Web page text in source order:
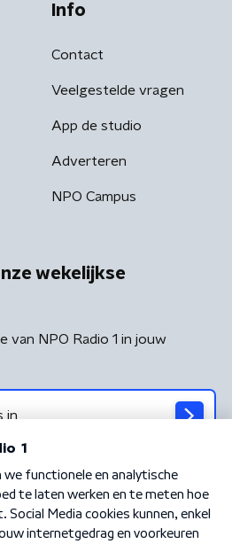
Info
Contact
Veelgestelde vragen
App de studio
Adverteren
NPO Campus
wekelijkse
van NPO Radio 1 in jouw